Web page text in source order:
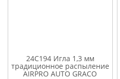
24C194 Игла 1,3 мм
традиционное распыление
AIRPRO AUTO GRACO